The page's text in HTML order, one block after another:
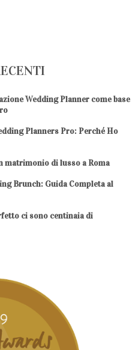
Wedding Planner come base
Planners Pro: Perché Ho
matrimonio di lusso a Roma
Brunch: Guida Completa al
ci sono centinaia di